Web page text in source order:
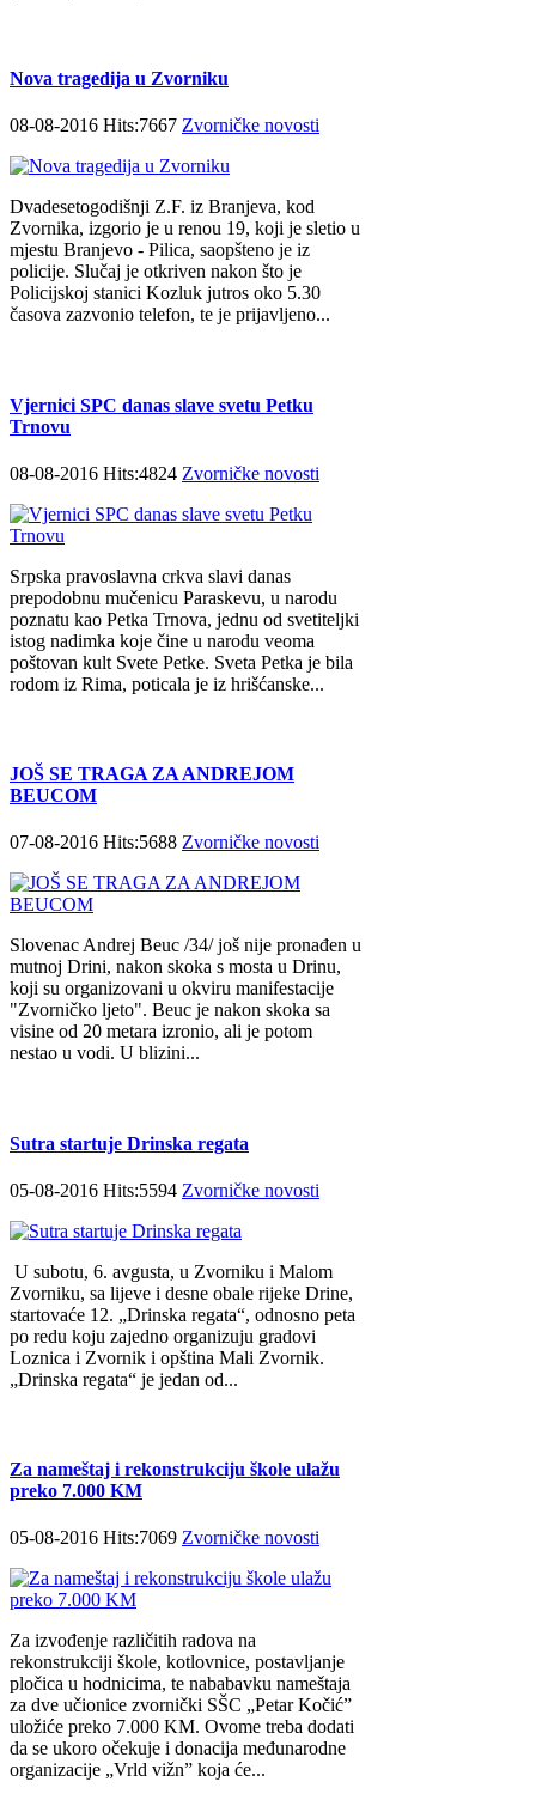
Nova tragedija u Zvorniku
08-08-2016 Hits:7667 Zvorničke novosti
Dvadesetogodišnji Z.F. iz Branjeva, kod
Zvornika, izgorio je u renou 19, koji je sletio u
mjestu Branjevo - Pilica, saopšteno je iz
policije. Slučaj je otkriven nakon što je
Policijskoj stanici Kozluk jutros oko 5.30
časova zazvonio telefon, te je prijavljeno...
Vjernici SPC danas slave svetu Petku
Trnovu
08-08-2016 Hits:4824 Zvorničke novosti
Srpska pravoslavna crkva slavi danas
prepodobnu mučenicu Paraskevu, u narodu
poznatu kao Petka Trnova, jednu od svetiteljki
istog nadimka koje čine u narodu veoma
poštovan kult Svete Petke. Sveta Petka je bila
rodom iz Rima, poticala je iz hrišćanske...
JOŠ SE TRAGA ZA ANDREJOM
BEUCOM
07-08-2016 Hits:5688 Zvorničke novosti
Slovenac Andrej Beuc /34/ još nije pronađen u
mutnoj Drini, nakon skoka s mosta u Drinu,
koji su organizovani u okviru manifestacije
"Zvorničko ljeto". Beuc je nakon skoka sa
visine od 20 metara izronio, ali je potom
nestao u vodi. U blizini...
Sutra startuje Drinska regata
05-08-2016 Hits:5594 Zvorničke novosti
U subotu, 6. avgusta, u Zvorniku i Malom
Zvorniku, sa lijeve i desne obale rijeke Drine,
startovaće 12. „Drinska regata“, odnosno peta
po redu koju zajedno organizuju gradovi
Loznica i Zvornik i opština Mali Zvornik.
„Drinska regata“ je jedan od...
Za nameštaj i rekonstrukciju škole ulažu
preko 7.000 KM
05-08-2016 Hits:7069 Zvorničke novosti
Za izvođenje različitih radova na
rekonstrukciji škole, kotlovnice, postavljanje
pločica u hodnicima, te nababavku nameštaja
za dve učionice zvornički SŠC „Petar Kočić”
uložiće preko 7.000 KM. Ovome treba dodati
da se ukoro očekuje i donacija međunarodne
organizacije „Vrld vižn” koja će...